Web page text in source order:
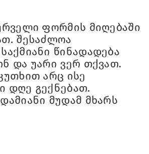
ფორმის მიღებაში
შესაძლოა
წინადადება
და უარი ვერ თქვათ.
არც ისე
დღე გექნებათ.
მუდამ მხარს